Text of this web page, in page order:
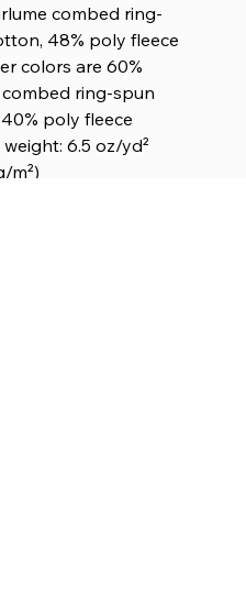
combed ring-
48% poly fleece
colors are 60%
ring-spun
poly fleece
weight: 6.5 oz/yd²
m²)